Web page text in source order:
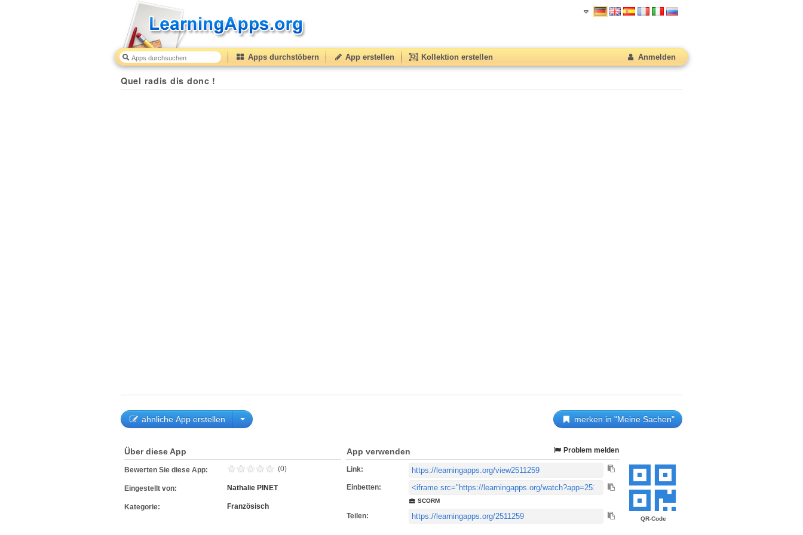
Apps durchstöbern App erstellen Kollektion erstellen Anmelden
Quel radis dis donc !
ähnliche App erstellen merken in "Meine Sachen"
QR-Code
Über diese App
Bewerten Sie diese App: (0)
Eingestellt von: Nathalie PINET
Kategorie: Französisch
App verwenden Problem melden
Link:
Einbetten:
SCORM
Teilen: